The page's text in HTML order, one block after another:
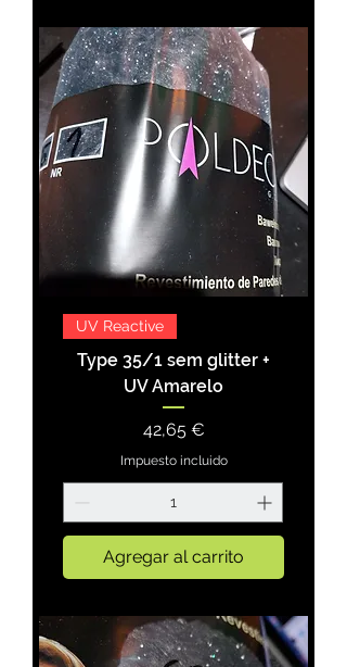
UV Reactive
Type 35/1 sem glitter +
UV Amarelo
Precio
42,65 €
Impuesto incluido
Agregar al carrito